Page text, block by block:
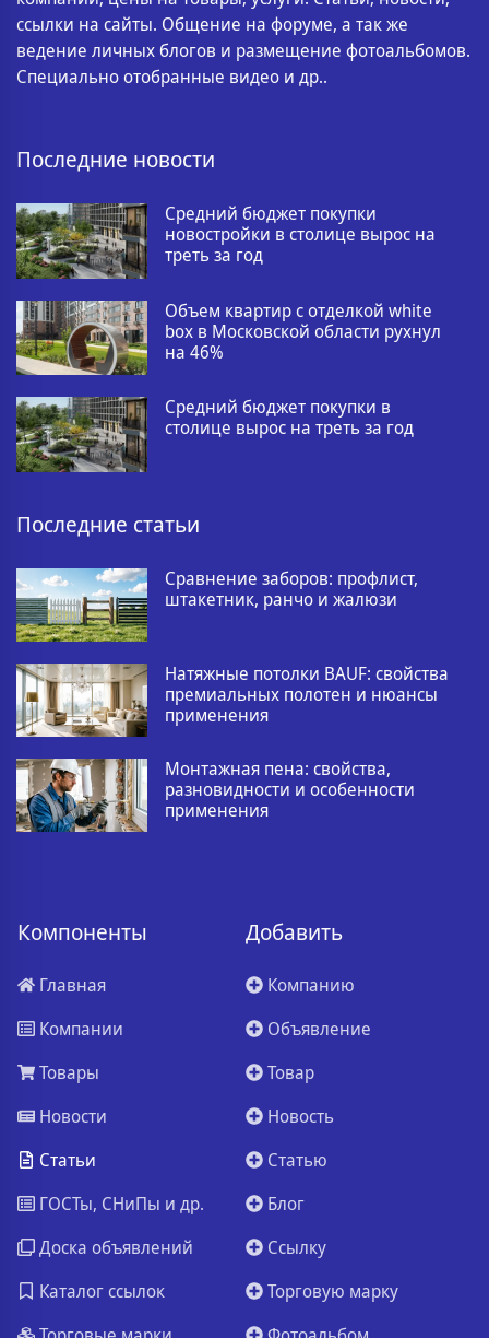
ссылки на сайты. Общение на форуме, а так же
ведение личных блогов и размещение фотоальбомов.
Специально отобранные видео и др..
Последние новости
Средний бюджет покупки
новостройки в столице вырос на
треть за год
Объем квартир с отделкой white
box в Московской области рухнул
на 46%
Средний бюджет покупки в
столице вырос на треть за год
Последние статьи
Сравнение заборов: профлист,
штакетник, ранчо и жалюзи
Натяжные потолки BAUF: свойства
премиальных полотен и нюансы
применения
Монтажная пена: свойства,
разновидности и особенности
применения
Компоненты
Главная
Компании
Товары
Новости
Статьи
ГОСТы, СНиПы и др.
Доска объявлений
Каталог ссылок
Добавить
Компанию
Объявление
Товар
Новость
Статью
Блог
Ссылку
Торговую марку